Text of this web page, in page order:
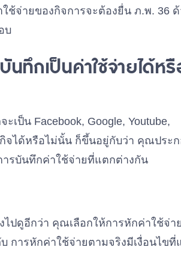
ช้จ่ายของกิจการจะต้องยื่น ภ.พ. 36 ด้
บ
กเป็นค่าใช้จ่ายได้ห
ป็น Facebook, Google, Youtube,
จได้หรือไม่นั้น ก็ขึ้นอยู่กับว่า คุณประ
ารบันทึกค่าใช้จ่ายที่แตกต่างกัน
ปดูอีกว่า คุณเลือกให้การหักค่าใช้จ่าย
การหักค่าใช้จ่ายตามจริงมีเงื่อนไขที่